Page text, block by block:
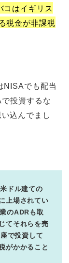
コはイギリス
税金が非課税
でも配当
投資するな
込んでまし
ドル建ての
上場されてい
のADRも取
てそれらを売
で投資して
がかかること